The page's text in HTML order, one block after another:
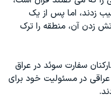
زدند، اما پس از یک
زدن آن، منطقه را ترک
سفارت سوئد در عراق
در مسئولیت خود برای